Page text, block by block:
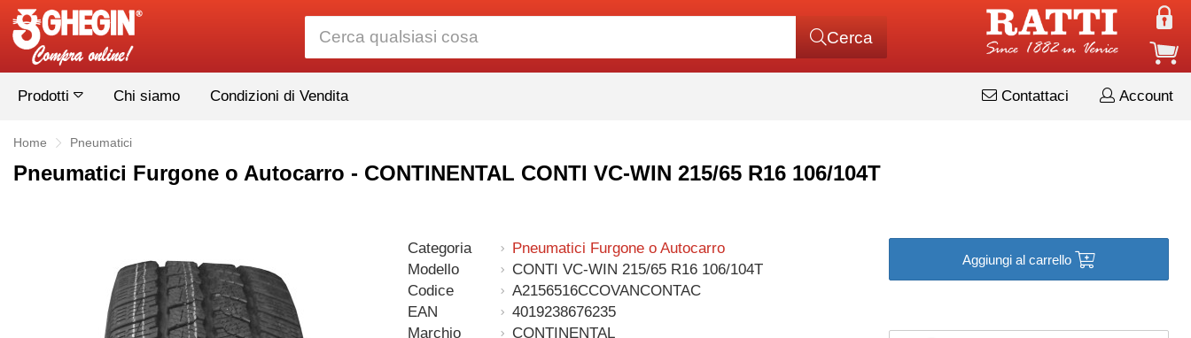
Cerca
Prodotti Chi siamo Condizioni di Vendita Account
Contattaci
Home Pneumatici
Pneumatici Furgone o Autocarro - CONTINENTAL CONTI VC-WIN 215/65 R16 106/104T
Categoria
Pneumatici Furgone o Autocarro
Modello
CONTI VC-WIN 215/65 R16 106/104T
Codice
A2156516CCOVANCONTAC
EAN
4019238676235
Marchio
CONTINENTAL
Aggiungi al carrello